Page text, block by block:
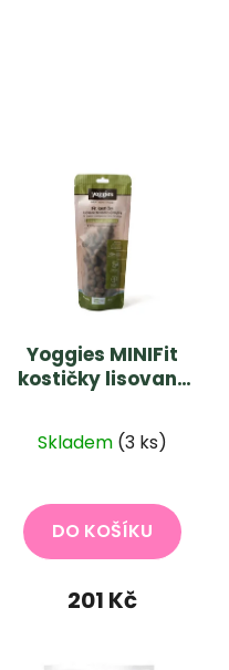
Yoggies MINIFit
kostičky lisované
180g
Skladem (3 ks)
DO KOŠÍKU
201 Kč